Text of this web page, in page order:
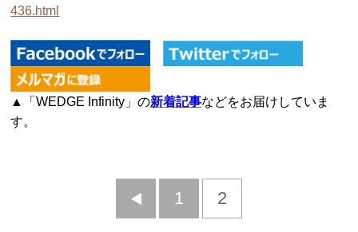
436.html
▲「WEDGE Infinity」の新着記事などをお届けしていま
す。
前
1 2